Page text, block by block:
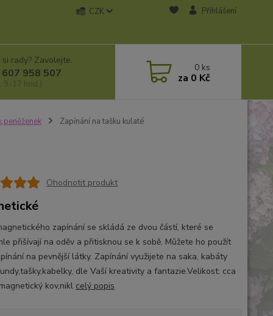
CZK Přihlášení
rady? Zavolejte.
958 507
9-17 hod.)
0 ks
za 0 Kč
Zapínání na tašku kulaté
Ohodnotit produkt
zapínání se skládá ze dvou částí, které se
přišívají na oděv a přitisknou se k sobě. Můžete ho použít
na pevnější látky. Zapínání využijete na saka, kabáty
dle Vaší kreativity a fantazie.Velikost: cca
kov,nikl celý popis